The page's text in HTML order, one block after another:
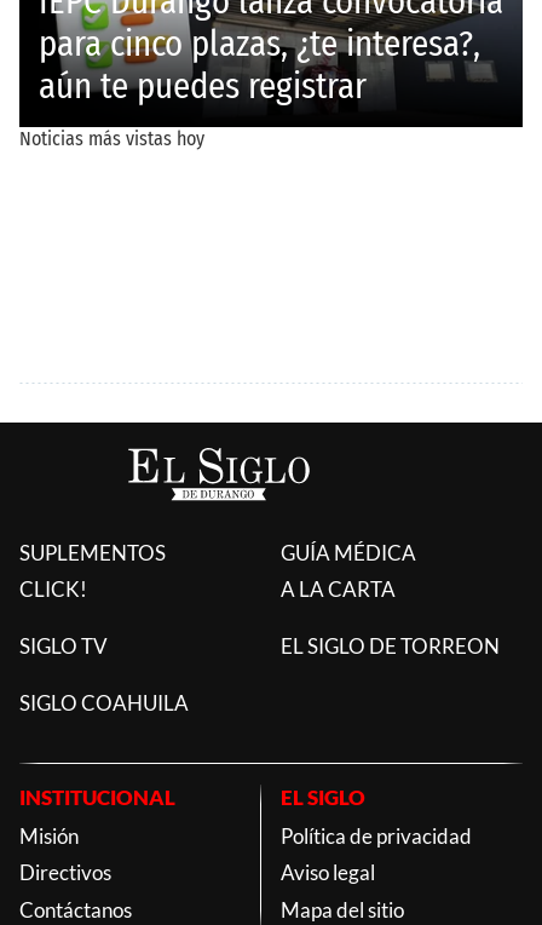
SUPLEMENTOS
CLICK!
GUÍA MÉDICA
A LA CARTA
SIGLO TV EL SIGLO DE TORREON
SIGLO COAHUILA
INSTITUCIONAL
Misión
Directivos
Contáctanos
EL SIGLO
Política de privacidad
Aviso legal
Mapa del sitio